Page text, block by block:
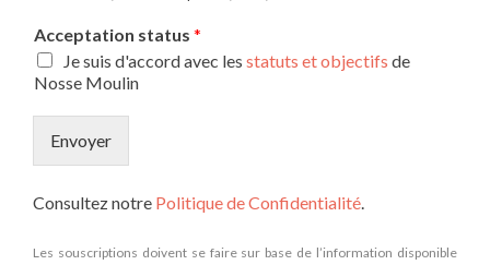
Acceptation status *
Je suis d'accord avec les statuts et objectifs de
Nosse Moulin
Envoyer
Consultez notre Politique de Confidentialité.
Les souscriptions doivent se faire sur base de l’information disponible